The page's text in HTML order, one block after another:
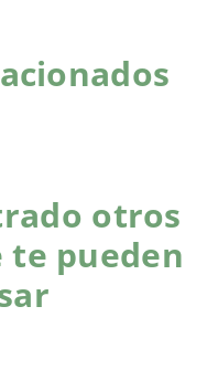
otros
te pueden